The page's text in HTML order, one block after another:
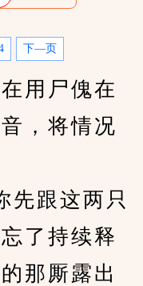
下—页
用尸傀在
，将情况
跟这两只
了持续释
那厮露出